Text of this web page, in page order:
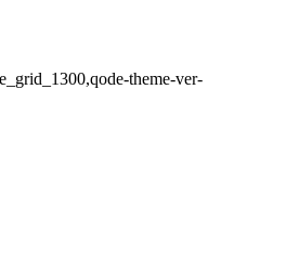
theme-ver-